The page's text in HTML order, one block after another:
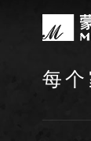
品牌介绍
发展历程
家装案例
全景合集
无极·石界
授权门店
门店服务
品牌动态
产品解码
公装案例
战略合作
每